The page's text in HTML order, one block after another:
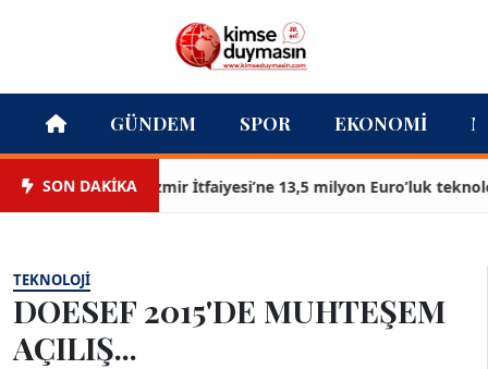
GÜNDEM SPOR EKONOMI
SON DAKİKAİzmir İtfaiyesi’ne 13,5 milyon Euro’luk teknoloji
TEKNOLOJI
DOESEF 2015'DE MUHTEŞEM
AÇILIŞ...